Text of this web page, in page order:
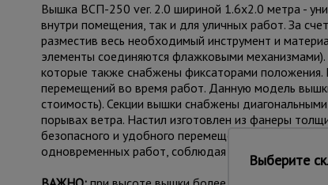
Вышка ВСП-250 ver. 2.0 шириной 1.6х2.0 метра -
внутри помещения, так и для уличных работ. За
разместив весь необходимый инструмент и
элементы соединяются флажковыми
которые также снабжены фиксаторами
перемещений во время работ. Данную модель
стоимость). Секции вышки снабжены
порывах ветра. Настил изготовлен из фанеры
безопасного и удобного перемещения для
одновременных работ, соблюдая техникуВыберите